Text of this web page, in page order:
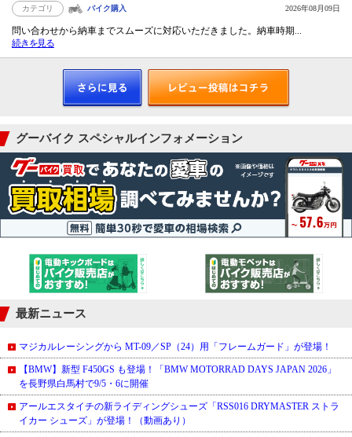
カテゴリ バイク購入 2026年08月09日
問い合わせから納車までスムーズに対応いただきました。納車時期...
続きを見る
グーバイク スペシャルインフォメーション
最新ニュース
マジカルレーシングから MT-09／SP（24）用「フレームガード」が登場！
【BMW】新型 F450GS も登場！「BMW MOTORRAD DAYS JAPAN 2026」
を長野県白馬村で9/5・6に開催
アールエスタイチの新ライディングシューズ「RSS016 DRYMASTER ストラ
イカー シューズ」が登場！（動画あり）